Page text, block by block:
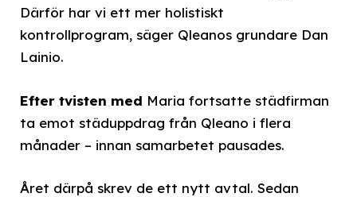
Därför har vi ett mer holistiskt
kontrollprogram, säger Qleanos grundare Dan
Lainio.
Efter tvisten med Maria fortsatte städfirman
ta emot städuppdrag från Qleano i flera
månader – innan samarbetet pausades.
Året därpå skrev de ett nytt avtal. Sedan